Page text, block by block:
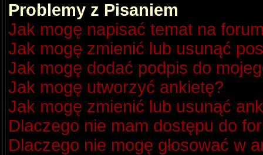
Problemy z Pisaniem
Jak mogę napisać temat na
Jak mogę zmienić lub usunąć
Jak mogę dodać podpis do
Jak mogę utworzyć ankietę?
Jak mogę zmienić lub usunąć
Dlaczego nie mam dostępu do
Dlaczego nie mogę głosować w